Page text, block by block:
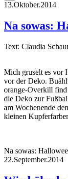
13.Oktober.2014
Na sowas:
Text: Claudia
Mich gruselt es vor
vor der Deko.
orange-Overkill
die Deko zur
am Wochenende
kleinen
Na sowas:
22.September.2014